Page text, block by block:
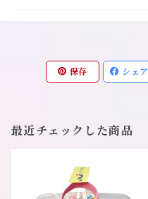
保存 シェア
最近チェックした商品